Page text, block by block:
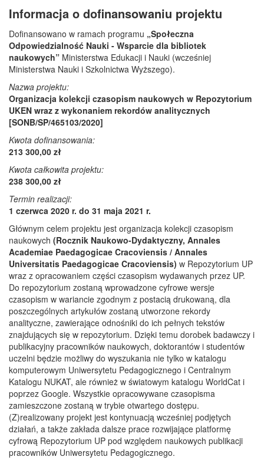
Informacja o dofinansowaniu projektu
Dofinansowano w ramach programu „Społeczna
Odpowiedzialność Nauki - Wsparcie dla bibliotek
naukowych” Ministerstwa Edukacji i Nauki (wcześniej
Ministerstwa Nauki i Szkolnictwa Wyższego).
Nazwa projektu:
Organizacja kolekcji czasopism naukowych w Repozytorium
UKEN wraz z wykonaniem rekordów analitycznych
[SONB/SP/465103/2020]
Kwota dofinansowania:
213 300,00 zł
Kwota całkowita projektu:
238 300,00 zł
Termin realizacji:
1 czerwca 2020 r. do 31 maja 2021 r.
Głównym celem projektu jest organizacja kolekcji czasopism
naukowych (Rocznik Naukowo-Dydaktyczny, Annales
Academiae Paedagogicae Cracoviensis / Annales
Universitatis Paedagogicae Cracoviensis) w Repozytorium UP
wraz z opracowaniem części czasopism wydawanych przez UP.
Do repozytorium zostaną wprowadzone cyfrowe wersje
czasopism w wariancie zgodnym z postacią drukowaną, dla
poszczególnych artykułów zostaną utworzone rekordy
analityczne, zawierające odnośniki do ich pełnych tekstów
znajdujących się w repozytorium. Dzięki temu dorobek badawczy i
publikacyjny pracowników naukowych, doktorantów i studentów
uczelni będzie możliwy do wyszukania nie tylko w katalogu
komputerowym Uniwersytetu Pedagogicznego i Centralnym
Katalogu NUKAT, ale również w światowym katalogu WorldCat i
poprzez Google. Wszystkie opracowywane czasopisma
zamieszczone zostaną w trybie otwartego dostępu.
(Z)realizowany projekt jest kontynuacją wcześniej podjętych
działań, a także zakłada dalsze prace rozwijające platformę
cyfrową Repozytorium UP pod względem naukowych publikacji
pracowników Uniwersytetu Pedagogicznego.